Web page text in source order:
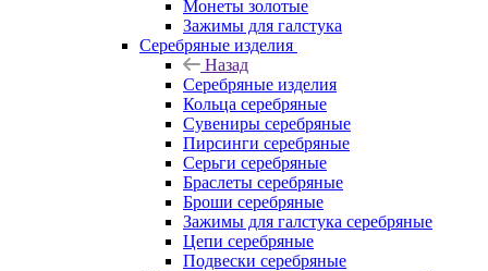
Монеты золотые
Зажимы для галстука
Серебряные изделия
Назад
Серебряные изделия
Кольца серебряные
Сувениры серебряные
Пирсинги серебряные
Серьги серебряные
Браслеты серебряные
Броши серебряные
Зажимы для галстука серебряные
Цепи серебряные
Подвески серебряные